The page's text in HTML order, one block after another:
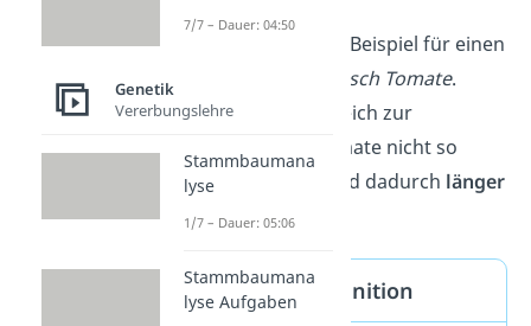
Ein Beispiel für einen
GVO ist die
Anti-Matsch Tomate.
Diese wird im Vergleich zur
herkömmlichen Tomate nicht so
schnell
und dadurch länger
genießbar.
Gentechnik Definition
7/7 – Dauer: 04:50
Genetik
Vererbungslehre
Stammbaumana
lyse
1/7 – Dauer: 05:06
Stammbaumana
lyse Aufgaben